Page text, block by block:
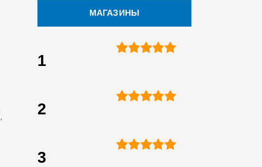
МАГАЗИНЫ
1
2
3